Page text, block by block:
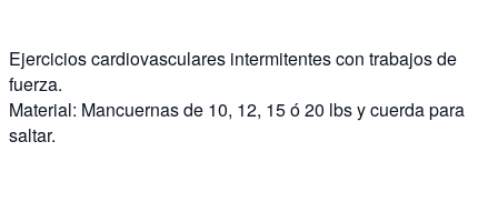
Ejercicios cardiovasculares intermitentes con trabajos de
fuerza.
Material: Mancuernas de 10, 12, 15 ó 20 lbs y cuerda para
saltar.